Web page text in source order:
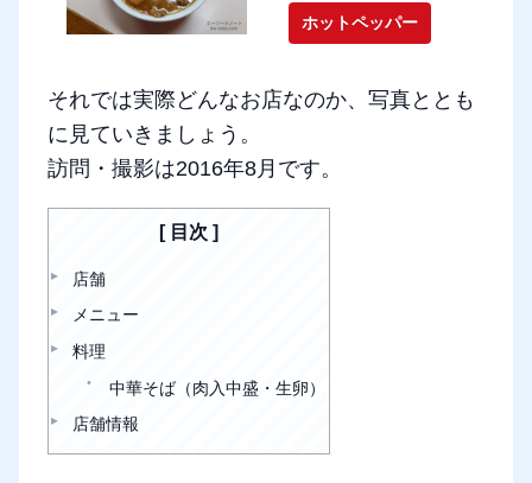
ホットペッパー
それでは実際どんなお店なのか、写真ととも
に見ていきましょう。
訪問・撮影は2016年8月です。
目次
店舗
メニュー
料理
中華そば（肉入中盛・生卵）
店舗情報